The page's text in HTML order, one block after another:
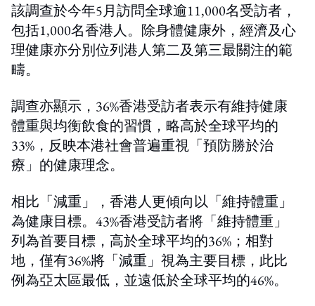
該調查於今年5月訪問全球逾11,000名受訪者，
包括1,000名香港人。除身體健康外，經濟及心
理健康亦分別位列港人第二及第三最關注的範
疇。
調查亦顯示，36%香港受訪者表示有維持健康
體重與均衡飲食的習慣，略高於全球平均的
33%，反映本港社會普遍重視「預防勝於治
療」的健康理念。
相比「減重」，香港人更傾向以「維持體重」
為健康目標。43%香港受訪者將「維持體重」
列為首要目標，高於全球平均的36%；相對
地，僅有36%將「減重」視為主要目標，此比
例為亞太區最低，並遠低於全球平均的46%。